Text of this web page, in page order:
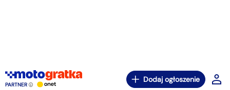
PARTNER
Dodaj ogłoszenie